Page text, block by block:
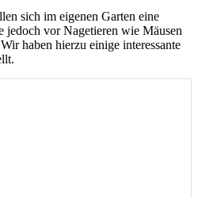
sich im eigenen Garten eine
jedoch vor Nagetieren wie Mäusen
haben hierzu einige interessante